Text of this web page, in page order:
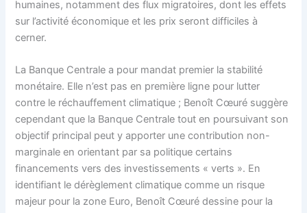
humaines, notamment des flux migratoires, dont les effets
sur l’activité économique et les prix seront difficiles à
cerner.
La Banque Centrale a pour mandat premier la stabilité
monétaire. Elle n’est pas en première ligne pour lutter
contre le réchauffement climatique ; Benoît Cœuré suggère
cependant que la Banque Centrale tout en poursuivant son
objectif principal peut y apporter une contribution non-
marginale en orientant par sa politique certains
financements vers des investissements « verts ». En
identifiant le dérèglement climatique comme un risque
majeur pour la zone Euro, Benoît Cœuré dessine pour la